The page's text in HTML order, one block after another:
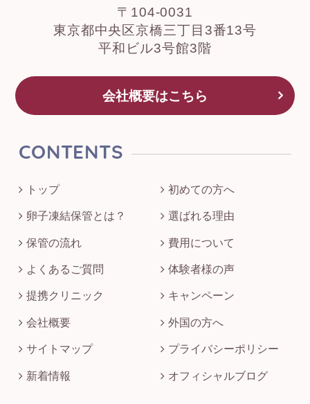
〒104-0031
東京都中央区京橋三丁目3番13号
平和ビル3号館3階
会社概要はこちら
CONTENTS
トップ 初めての方へ
卵子凍結保管とは？ 選ばれる理由
保管の流れ 費用について
よくあるご質問 体験者様の声
提携クリニック キャンペーン
会社概要 外国の方へ
サイトマップ プライバシーポリシー
新着情報 オフィシャルブログ